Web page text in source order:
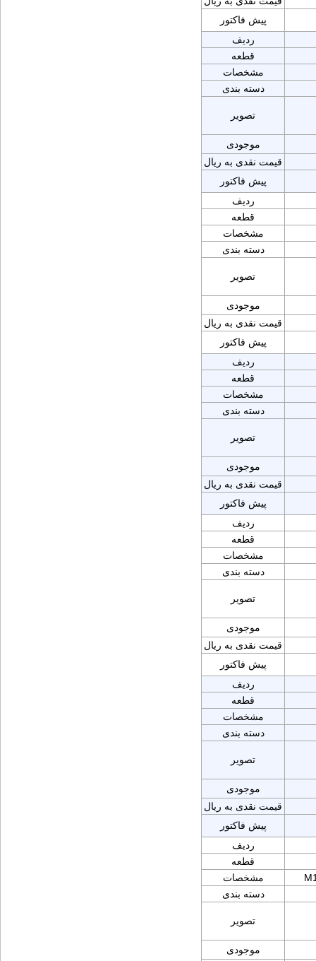
پیش فاکتور
ردیف
قطعه
مشخصات
دسته بندی
تصویر
موجودی
قیمت نقدی به ریال
پیش فاکتور
ردیف
قطعه
مشخصات
دسته بندی
تصویر
موجودی
قیمت نقدی به ریال
پیش فاکتور
ردیف
قطعه
مشخصات
دسته بندی
تصویر
موجودی
قیمت نقدی به ریال
پیش فاکتور
ردیف
قطعه
مشخصات
دسته بندی
تصویر
موجودی
قیمت نقدی به ریال
پیش فاکتور
ردیف
قطعه
مشخصات
دسته بندی
تصویر
موجودی
قیمت نقدی به ریال
پیش فاکتور
ردیف
قطعه
مشخصات
دسته بندی
تصویر
موجودی